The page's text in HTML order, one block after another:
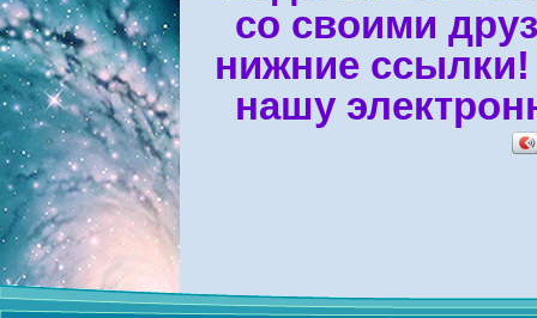
со своими
нижние
нашу